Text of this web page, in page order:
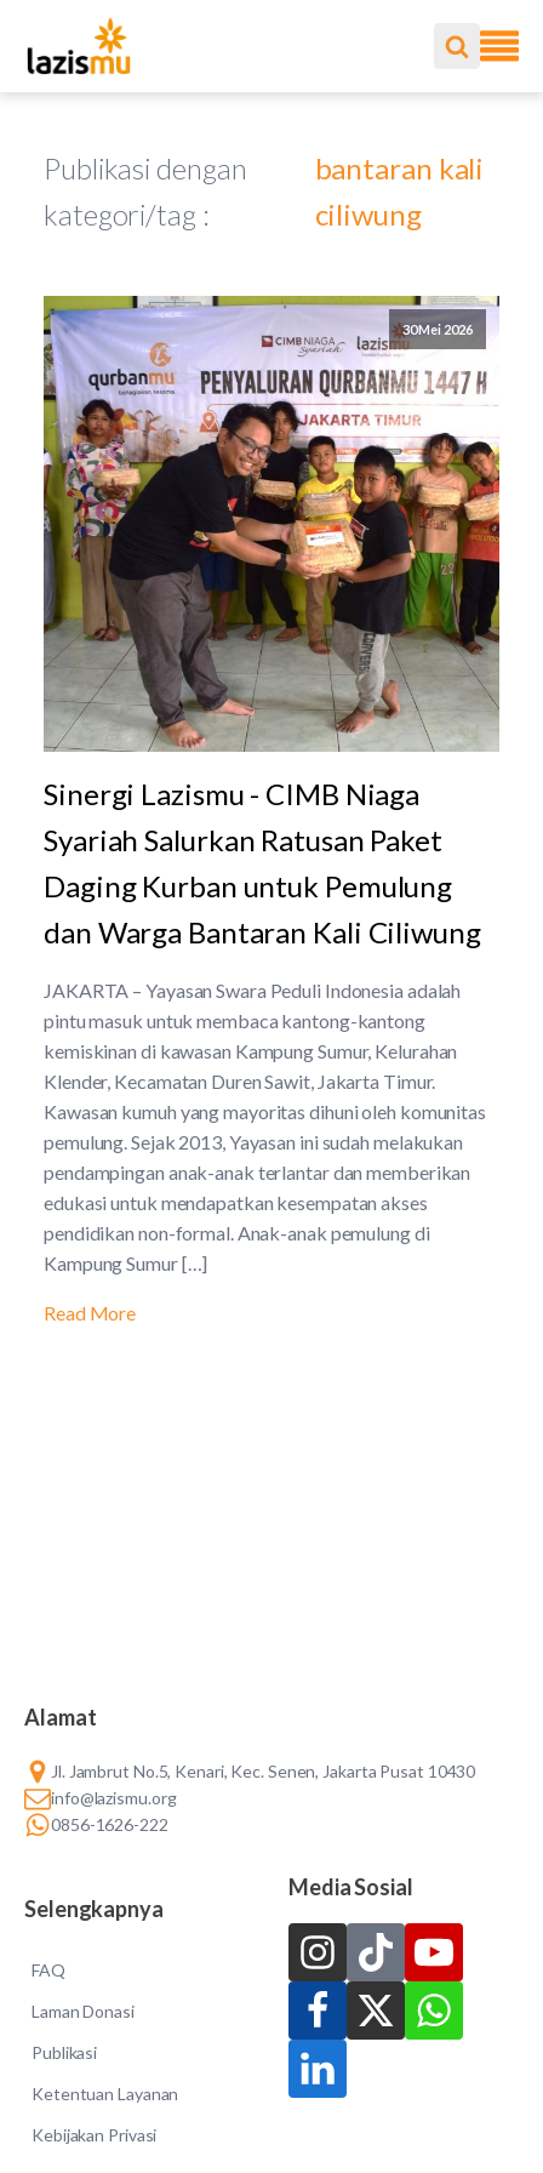
Publikasi dengan
kategori/tag :
bantaran kali
ciliwung
30 Mei 2026
Sinergi Lazismu - CIMB Niaga
Syariah Salurkan Ratusan Paket
Daging Kurban untuk Pemulung
dan Warga Bantaran Kali Ciliwung
JAKARTA – Yayasan Swara Peduli Indonesia adalah
pintu masuk untuk membaca kantong-kantong
kemiskinan di kawasan Kampung Sumur, Kelurahan
Klender, Kecamatan Duren Sawit, Jakarta Timur.
Kawasan kumuh yang mayoritas dihuni oleh komunitas
pemulung. Sejak 2013, Yayasan ini sudah melakukan
pendampingan anak-anak terlantar dan memberikan
edukasi untuk mendapatkan kesempatan akses
pendidikan non-formal. Anak-anak pemulung di
Kampung Sumur […]
Read More
Alamat
Jl. Jambrut No.5, Kenari, Kec. Senen, Jakarta Pusat 10430
info@lazismu.org
0856-1626-222
Selengkapnya
FAQ
Laman Donasi
Publikasi
Ketentuan Layanan
Kebijakan Privasi
Media Sosial